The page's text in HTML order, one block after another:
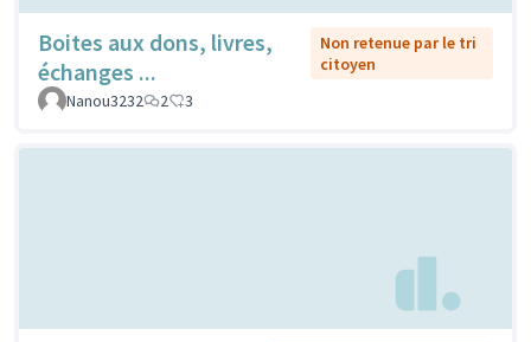
Boites aux dons, livres,
échanges ...
Non retenue par le tri
citoyen
Nanou3232
2 3